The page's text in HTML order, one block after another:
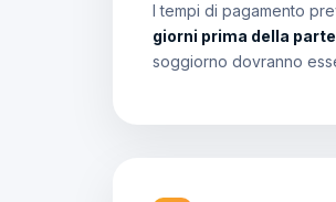
I tempi di pagamento
giorni prima della
soggiorno dovranno